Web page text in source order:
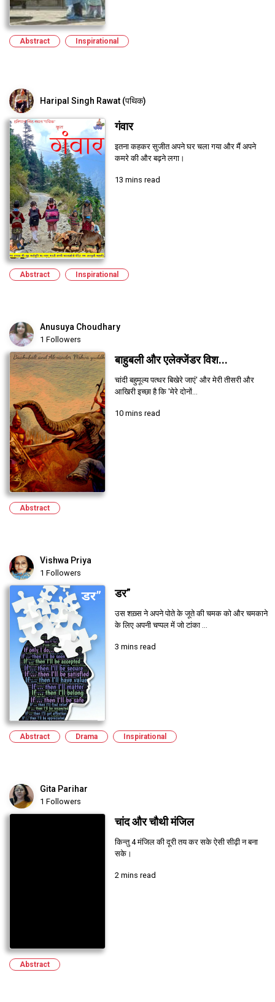
Abstract Inspirational
Haripal Singh Rawat (पथिक)
गंवार
इतना कहकर सुजीत अपने घर चला गया और मैं अपने
कमरे की और बढ़ने लगा।
13 mins read
Abstract Inspirational
Anusuya Choudhary
1 Followers
बाहुबली और एलेक्जेंडर विश...
चांदी बहुमूल्य पत्थर बिखेरे जाएं' और मेरी तीसरी और
आखिरी इच्छा है कि 'मेरे दोनों...
10 mins read
Abstract
Vishwa Priya
1 Followers
डर”
उस शख़्स ने अपने पोते के जूते की चमक को और चमकाने
के लिए अपनी चप्पल में जो टांका ...
3 mins read
Abstract Drama Inspirational
Gita Parihar
1 Followers
चांद और चौथी मंजिल
किन्तु 4 मंजिल की दूरी तय कर सके ऐसी सीढ़ी न बना
सके।
2 mins read
Abstract